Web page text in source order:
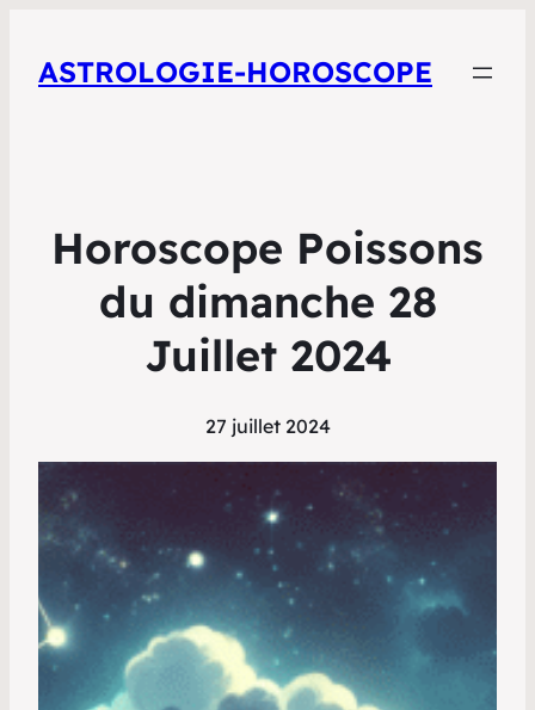
ASTROLOGIE-HOROSCOPE
Horoscope Poissons
du dimanche 28
Juillet 2024
27 juillet 2024